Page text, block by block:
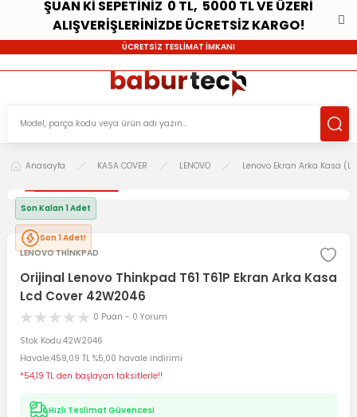
ŞUAN Kİ SEPETİNİZ 0 TL, 5000 TL VE ÜZERİ
ALIŞVERİŞLERİNİZDE ÜCRETSİZ KARGO!
ÜCRETSİZ TESLİMAT İMKANI
Anasayfa KASA COVER LENOVO Lenovo Ekran Arka Kasa
Son Kalan 1 Adet
Son 1 Adet!
LENOVO THİNKPAD
Orijinal Lenovo Thinkpad T61 T61P Ekran Arka Kasa
Lcd Cover 42W2046
0 Puan - 0 Yorum
Stok Kodu 42W2046
Havale459,09 TL %5,00 havale indirimi
*54,19 TL den başlayan taksitlerle!!
Hızlı Teslimat Güvencesi